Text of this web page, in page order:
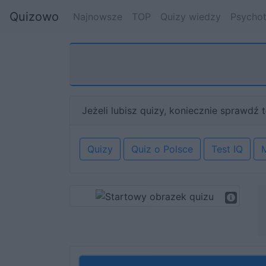
Quizowo Najnowsze TOP Quizy wiedzy
Jeżeli lubisz quizy, koniecznie sprawdź
Quizy Quiz o Polsce Test IQ